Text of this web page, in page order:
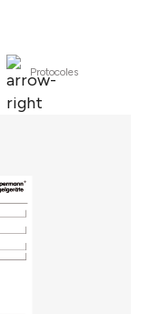
Protocoles